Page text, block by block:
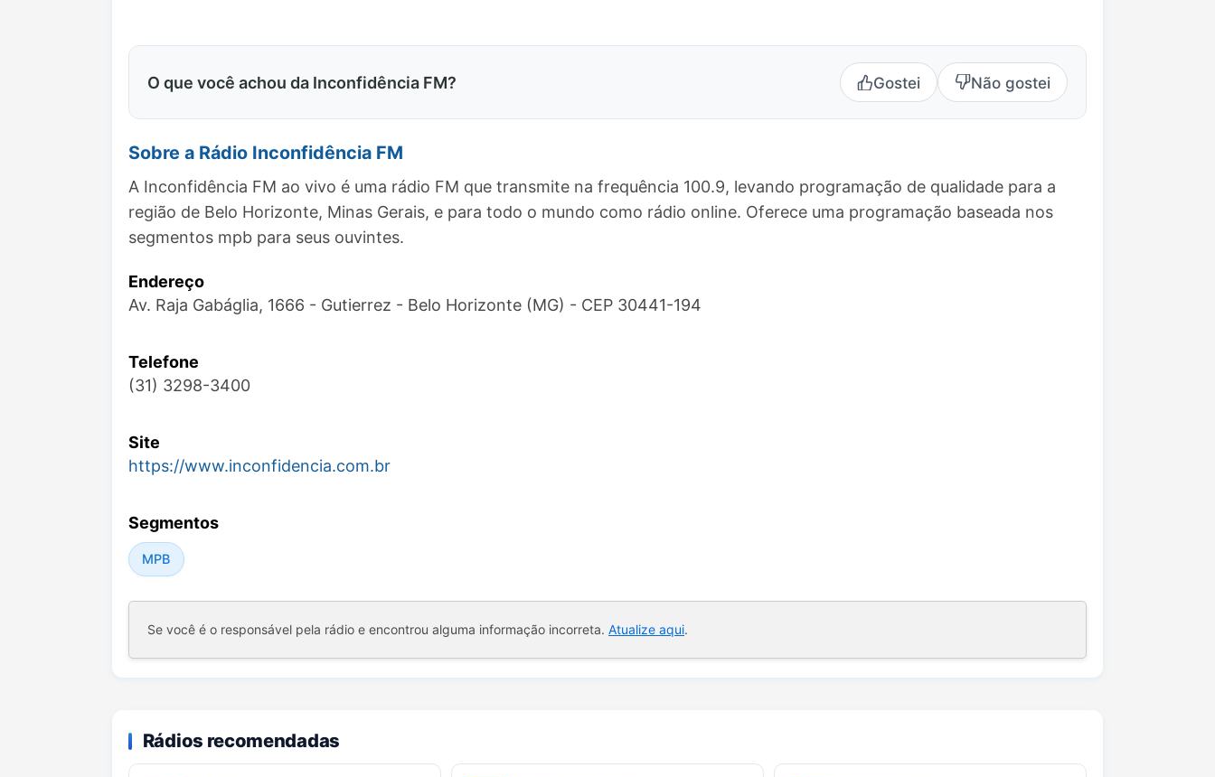
O que você achou da Inconfidência FM? Gostei Não gostei
Sobre a Rádio Inconfidência FM
A Inconfidência FM ao vivo é uma rádio FM que transmite na frequência 100.9, levando programação de qualidade para a
região de Belo Horizonte, Minas Gerais, e para todo o mundo como rádio online. Oferece uma programação baseada nos
segmentos mpb para seus ouvintes.
Endereço
Av. Raja Gabáglia, 1666 - Gutierrez - Belo Horizonte (MG) - CEP 30441-194
Telefone
(31) 3298-3400
Site
https://www.inconfidencia.com.br
Segmentos
MPB
Se você é o responsável pela rádio e encontrou alguma informação incorreta. Atualize aqui.
Rádios recomendadas